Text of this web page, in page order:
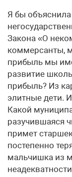
Я бы
Закона «О
коммерсанты,
прибыль мы
развитие
прибыль? Из
элитные дети.
Какой
разучившаяся
примет
постепенно
мальчишка из